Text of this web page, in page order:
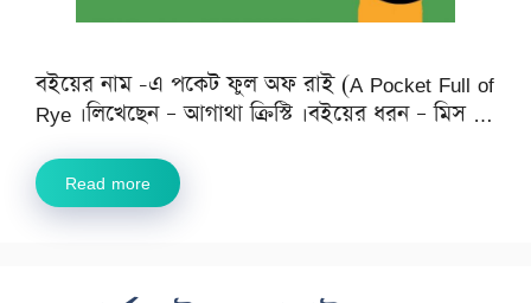
বইয়ের নাম -এ পকেট ফুল অফ রাই (A Pocket Full of
Rye ।লিখেছেন – আগাথা ক্রিস্টি ।বইয়ের ধরন – মিস …
Read more